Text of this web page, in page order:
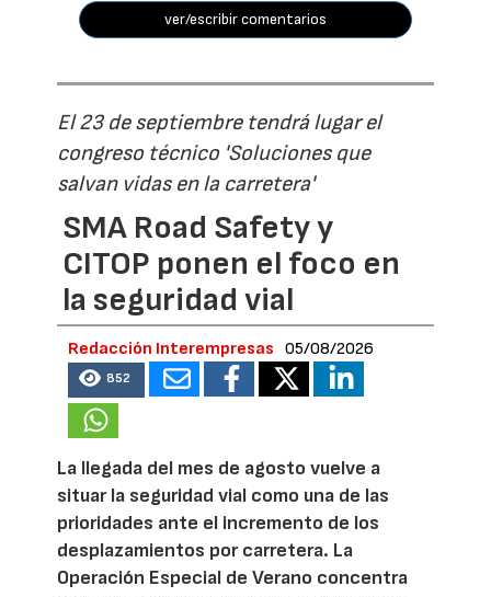
ver/escribir comentarios
El 23 de septiembre tendrá lugar el
congreso técnico 'Soluciones que
salvan vidas en la carretera'
SMA Road Safety y
CITOP ponen el foco en
la seguridad vial
Redacción Interempresas 05/08/2026
852
La llegada del mes de agosto vuelve a
situar la seguridad vial como una de las
prioridades ante el incremento de los
desplazamientos por carretera. La
Operación Especial de Verano concentra